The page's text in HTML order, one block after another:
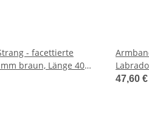
- facettierte
braun, Länge 40
Hämatit
47,60 €